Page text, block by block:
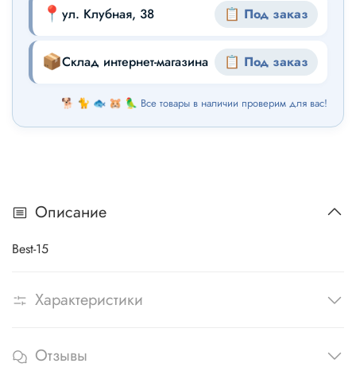
📍 ул. Клубная, 38 📋 Под заказ
📦Склад интернет-магазина 📋 Под заказ
🐕 🐈 🐟 🐹 🦜 Все товары в наличии проверим для вас!
Описание
Best-15
Характеристики
Отзывы